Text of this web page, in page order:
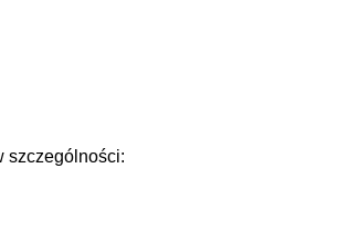
szczególności: